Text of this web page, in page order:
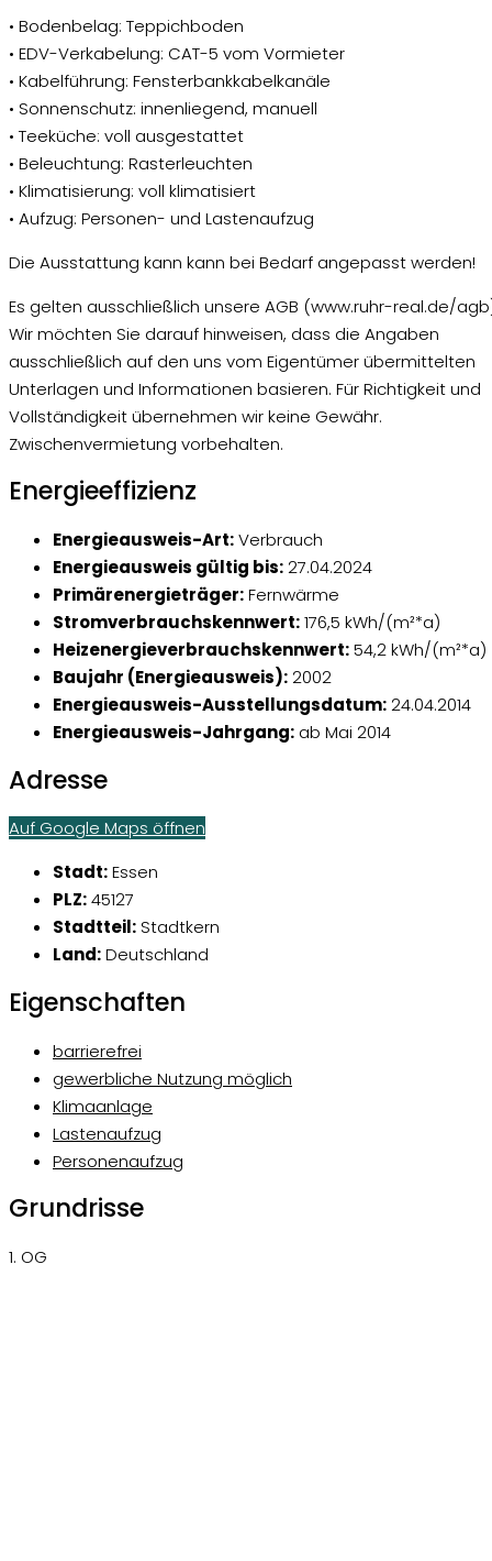
• Bodenbelag: Teppichboden
• EDV-Verkabelung: CAT-5 vom Vormieter
• Kabelführung: Fensterbankkabelkanäle
• Sonnenschutz: innenliegend, manuell
• Teeküche: voll ausgestattet
• Beleuchtung: Rasterleuchten
• Klimatisierung: voll klimatisiert
• Aufzug: Personen- und Lastenaufzug
Die Ausstattung kann kann bei Bedarf angepasst werden!
Es gelten ausschließlich unsere AGB (www.ruhr-real.de/
Wir möchten Sie darauf hinweisen, dass die Angaben
ausschließlich auf den uns vom Eigentümer übermittelten
Unterlagen und Informationen basieren. Für Richtigkeit und
Vollständigkeit übernehmen wir keine Gewähr.
Zwischenvermietung vorbehalten.
Energieeffizienz
Energieausweis-Art:Verbrauch
Energieausweis gültig bis:27.04.2024
Primärenergieträger:Fernwärme
Stromverbrauchskennwert:176,5 kWh/(m²*a)
Heizenergieverbrauchskennwert:54,2 kWh/(m²*a)
Baujahr (Energieausweis):2002
Energieausweis-Ausstellungsdatum:24.04.2014
Energieausweis-Jahrgang: ab Mai 2014
Adresse
Auf Google Maps öffnen
Stadt:Essen
PLZ:45127
Stadtteil:Stadtkern
Land:Deutschland
Eigenschaften
barrierefrei
gewerbliche Nutzung möglich
Klimaanlage
Lastenaufzug
Personenaufzug
Grundrisse
1. OG